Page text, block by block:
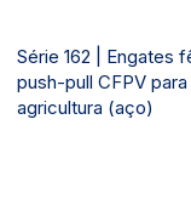
Série 162 | Engates
push-pull CFPV para
agricultura (aço)